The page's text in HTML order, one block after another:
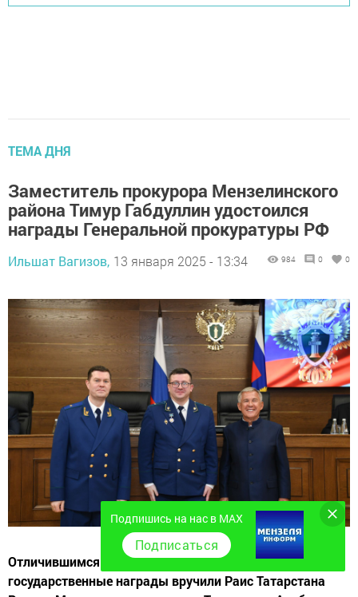
ТЕМА ДНЯ
Заместитель прокурора Мензелинского
района Тимур Габдуллин удостоился
награды Генеральной прокуратуры РФ
Ильшат Вагизов, 13 января 2025 - 13:34 984 0 0
Отличившимся сотрудникам ведомства
государственные награды вручили Раис Татарстана
Подпишись на нас в MAX
Подписаться